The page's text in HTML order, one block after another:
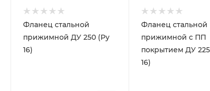
Фланец стальной
прижимной ДУ 250 (Ру
16)
Фланец стальной
прижимной c ПП
покрытием ДУ
16)